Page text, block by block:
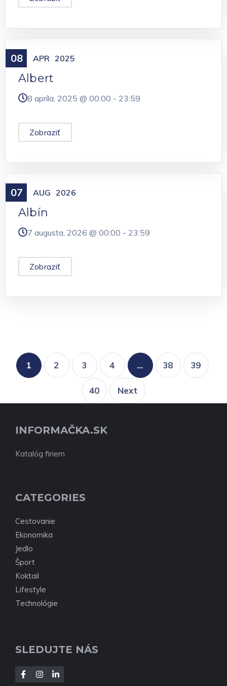
08 APR 2025
Meniny
Albert
8 apríla, 2025 @ 00:00 - 23:59
Zobraziť
07 AUG 2026
Meniny
Albín
7 augusta, 2026 @ 00:00 - 23:59
Zobraziť
1 2 3 4 … 38 39
40 Next
INFORMAČKA.SK
Katalóg firiem
CATEGORIES
Cestovanie
Ekonomika
Jedlo
Šport
Koktail
Lifestyle
Technológie
SLEDUJTE NÁS